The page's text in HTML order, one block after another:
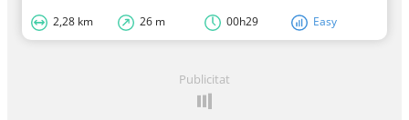
2,28 km 26 m 00h29 Easy
Publicitat